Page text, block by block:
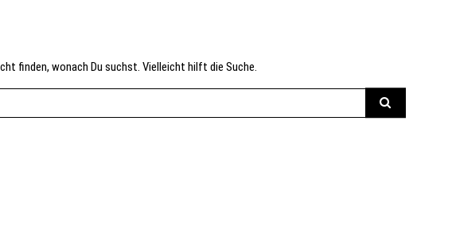
finden, wonach Du suchst. Vielleicht hilft die Suche.